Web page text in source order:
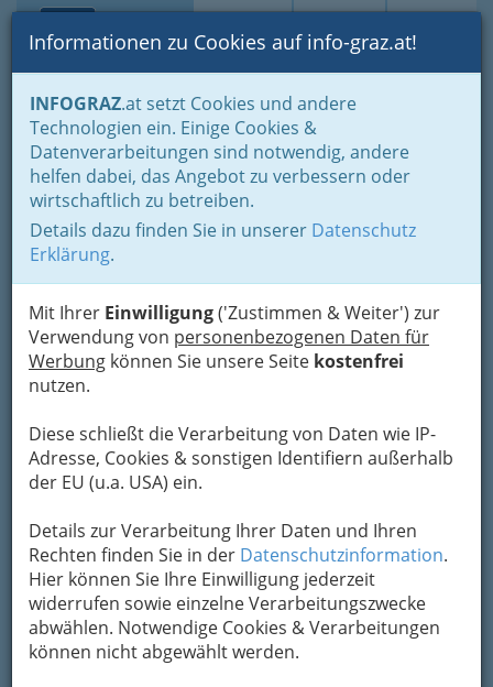
Suche Login Toggle
Informationen zu Cookies auf info-graz.at!
INFOGRAZ.at setzt Cookies und andere
Technologien ein. Einige Cookies &
Datenverarbeitungen sind notwendig, andere
helfen dabei, das Angebot zu verbessern oder
wirtschaftlich zu betreiben.
Details dazu finden Sie in unserer Datenschutz
Erklärung.
Mit Ihrer Einwilligung('Zustimmen & Weiter') zur
Verwendung von personenbezogenen Daten für
Werbung können Sie unsere Seite kostenfrei
nutzen.
Diese schließt die Verarbeitung von Daten wie IP-
Adresse, Cookies & sonstigen Identifiern außerhalb
der EU (u.a. USA) ein.
Details zur Verarbeitung Ihrer Daten und Ihren
Rechten finden Sie in der Datenschutzinformation.
Hier können Sie Ihre Einwilligung jederzeit
widerrufen sowie einzelne Verarbeitungszwecke
abwählen. Notwendige Cookies & Verarbeitungen
können nicht abgewählt werden.
Home Lifestyle
Feste feiern
Geschenktipps für alle Anlässe in 20 Kategorien
Rund ums Wohnen und Einrichten - besondere Geschenke
Josef Lang " Design &
Einrichten "
Leonhardstraße 14, 8010 Graz
+43 316 382 952
KSV-Nummer: 122187
Name: Josef Lang
Status: aktive Firma
Adresse: Leonhardstraße 14, A-8010 Graz
Telefon: 0043 (316) 383647
Fax: 0043 (316) 382952
E-Mail: design@joseflang.at
Internet: http://www.joseflang.at